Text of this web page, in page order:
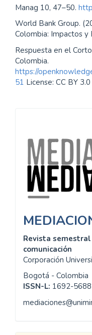
Manag 10, 47–50.
World Bank Group.
Colombia: Impactos y
Respuesta en el
Colombia.
https://
51 License: CC BY 3.0
Revista
comunicación
Corporación
Bogotá - Colombia
ISSN-L: 1692-